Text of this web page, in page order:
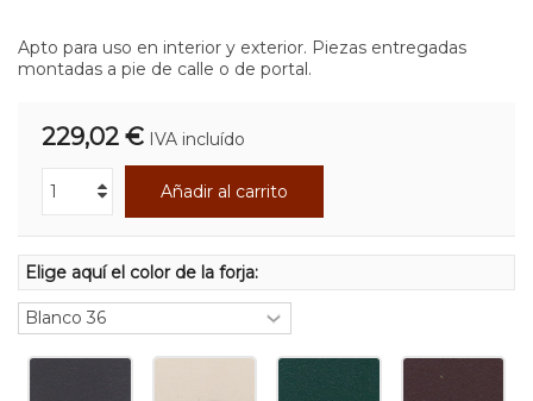
Apto para uso en interior y exterior. Piezas entregadas
montadas a pie de calle o de portal.
229,02 € IVA incluído
Añadir al carrito
Elige aquí el color de la forja: